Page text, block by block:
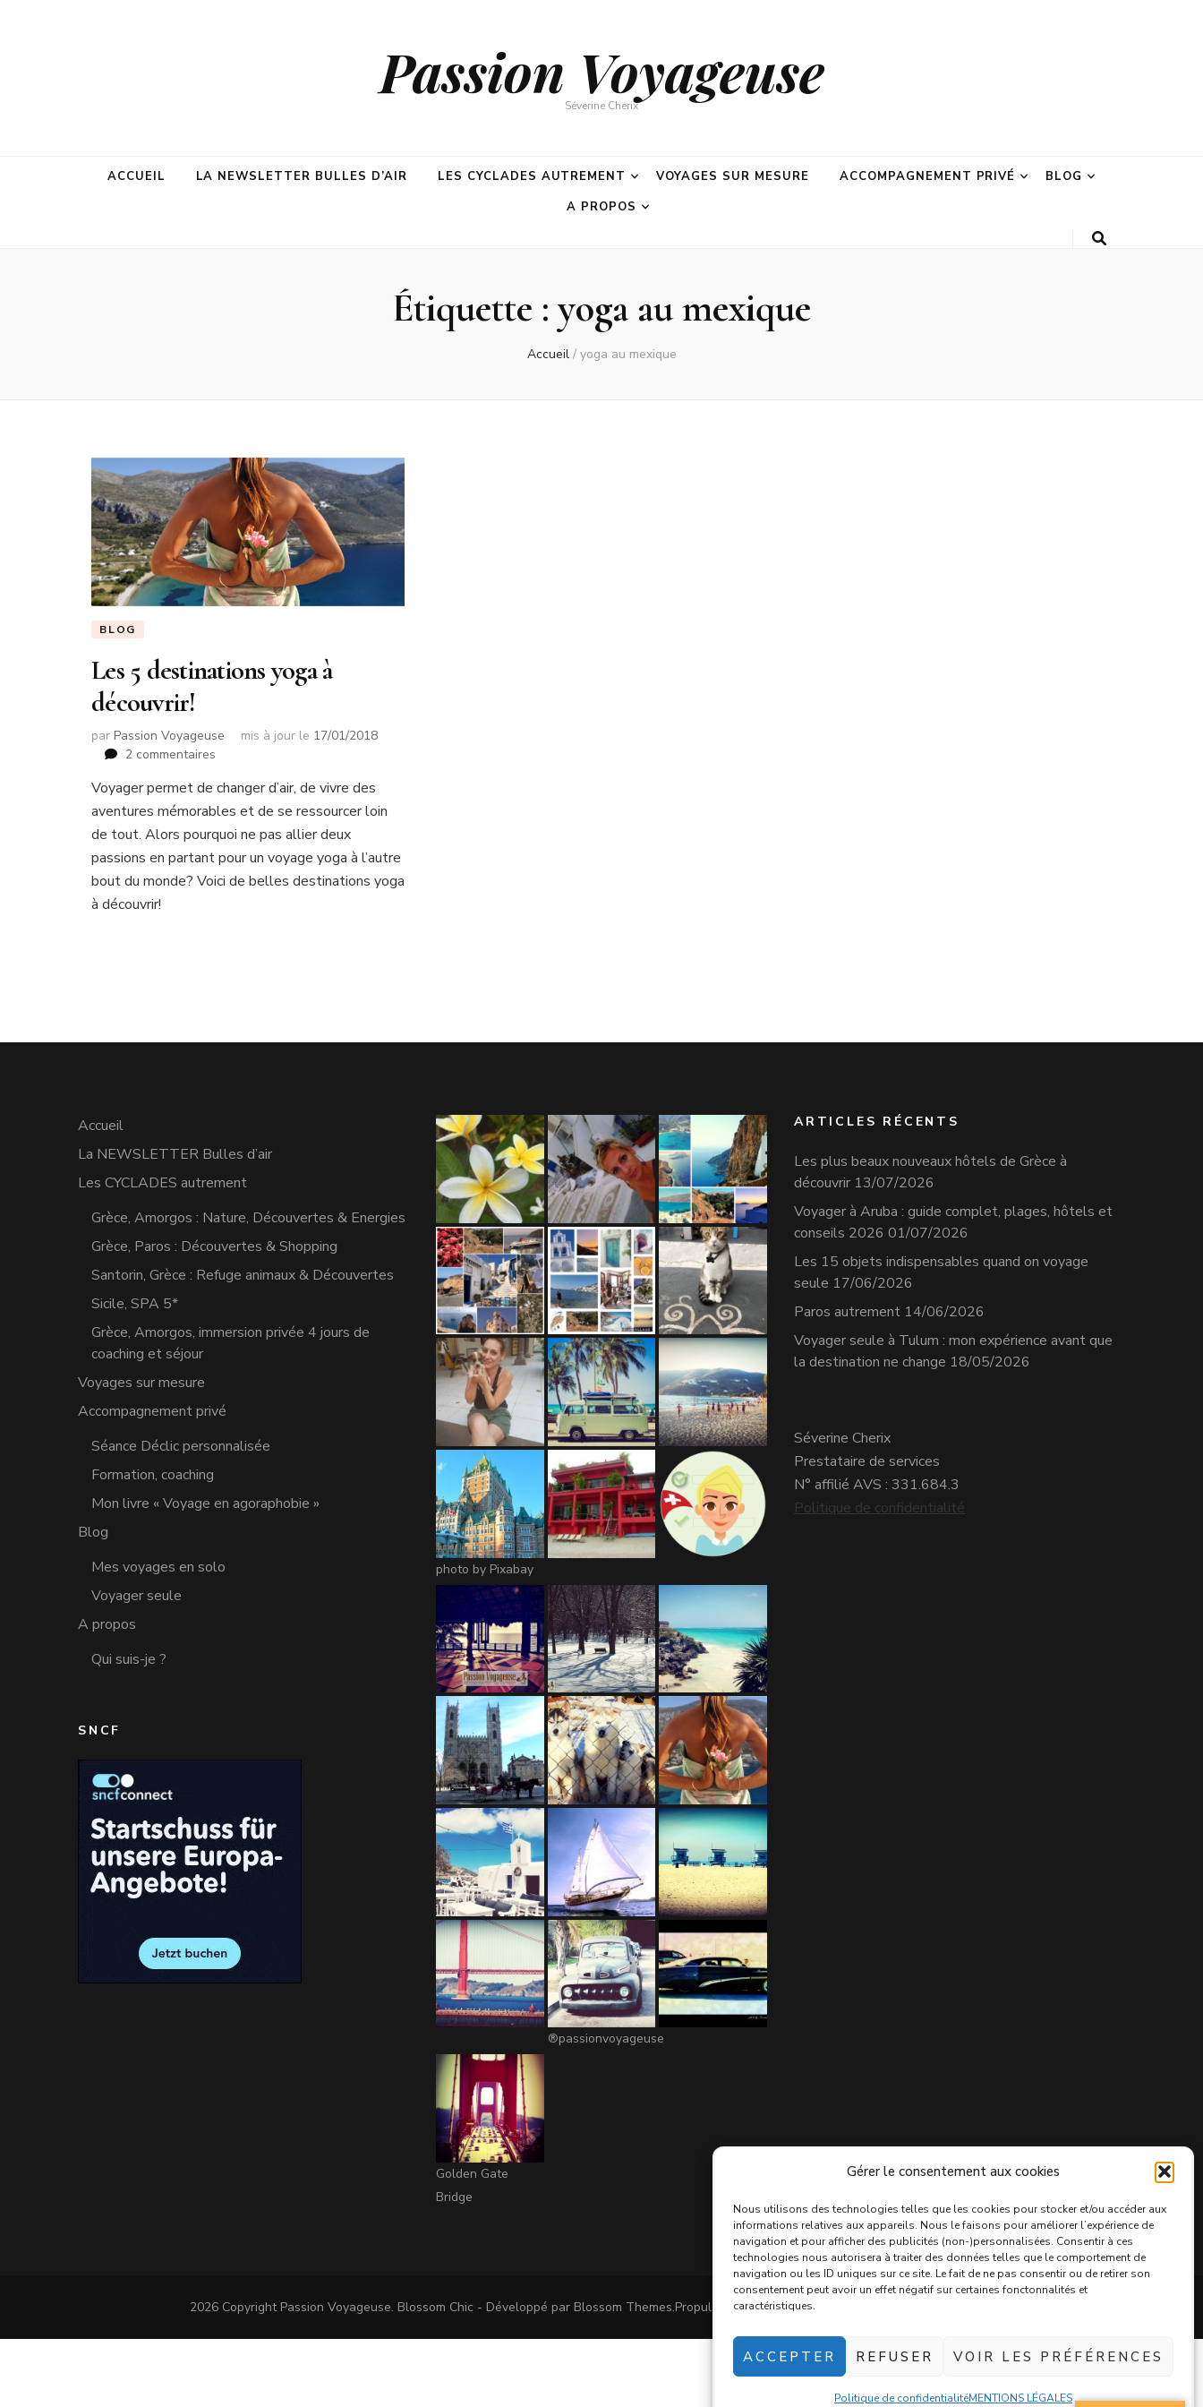
Gérer le consentement aux cookies
Nous utilisons des technologies telles que les cookies pour stocker et/ou accéder aux
informations relatives aux appareils. Nous le faisons pour améliorer l’expérience de
navigation et pour afficher des publicités (non-)personnalisées. Consentir à ces
technologies nous autorisera à traiter des données telles que le comportement de
navigation ou les ID uniques sur ce site. Le fait de ne pas consentir ou de retirer son
consentement peut avoir un effet négatif sur certaines fonctonnalités et
caractéristiques.
ACCEPTER REFUSER VOIR LES PRÉFÉRENCES
Politique de confidentialitéMENTIONS LÉGALES
Passion Voyageuse
Séverine Cherix
ACCUEIL LA NEWSLETTER BULLES D’AIR LES CYCLADES AUTREMENT VOYAGES SUR MESURE ACCOMPAGNEMENT PRIVÉ
BLOG
A PROPOS
Étiquette :yoga au mexique
Accueil / yoga au mexique
BLOG
Les 5 destinations yoga à
découvrir!
par Passion Voyageuse mis à jour le 17/01/2018
2 commentaires
5
destinations
yoga
à
découvrir!
Voyager permet de changer d’air, de vivre des
aventures mémorables et de se ressourcer loin
de tout. Alors pourquoi ne pas allier deux
passions en partant pour un voyage yoga à l’autre
bout du monde? Voici de belles destinations yoga
à découvrir!
Accueil
La NEWSLETTER Bulles d’air
Les CYCLADES autrement
Grèce, Amorgos : Nature, Découvertes & Energies
Grèce, Paros : Découvertes & Shopping
Santorin, Grèce : Refuge animaux & Découvertes
Sicile, SPA 5*
Grèce, Amorgos, immersion privée 4 jours de
coaching et séjour
Voyages sur mesure
Accompagnement privé
Séance Déclic personnalisée
Formation, coaching
Mon livre « Voyage en agoraphobie »
Blog
Mes voyages en solo
Voyager seule
A propos
Qui suis-je ?
SNCF
photo by Pixabay
®passionvoyageuse
Golden Gate
Bridge
ARTICLES RÉCENTS
Les plus beaux nouveaux hôtels de Grèce à
découvrir 13/07/2026
Voyager à Aruba : guide complet, plages, hôtels et
conseils 2026 01/07/2026
Les 15 objets indispensables quand on voyage
seule 17/06/2026
Paros autrement 14/06/2026
Voyager seule à Tulum : mon expérience avant que
la destination ne change 18/05/2026
Séverine Cherix
Prestataire de services
N° affilié AVS : 331.684.3
Politique de confidentialité
2026 Copyright Passion Voyageuse. Blossom Chic - Développé par Blossom Themes.Propulsé parWordPress.